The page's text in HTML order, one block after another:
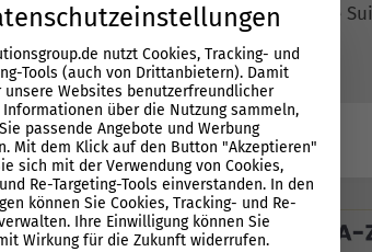
Eigene Performance
nutzt Cookies, Tracking- und
Tools (auch von Drittanbietern). Damit
unsere Websites benutzerfreundlicher
über die Nutzung sammeln,
passende Angebote und Werbung
Mit dem Klick auf den Button "Akzeptieren"
sich mit der Verwendung von Cookies,
Re-Targeting-Tools einverstanden. In den
können Sie Cookies, Tracking- und Re-
Ihre Einwilligung können Sie
Wirkung für die Zukunft widerrufen.